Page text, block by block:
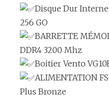
Disque Dur Interne
256 GO
BARRETTE
DDR4 3200 Mhz
Boitier Vento
ALIMENTATION
Plus Bronze